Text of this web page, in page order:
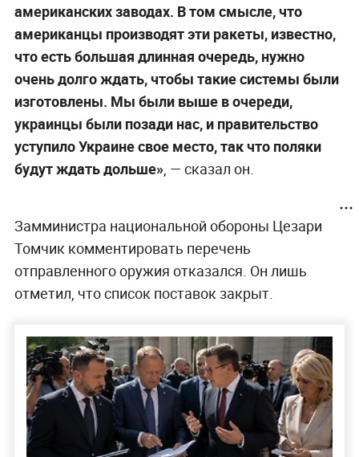
американских заводах. В том смысле, что
американцы производят эти ракеты, известно,
что есть большая длинная очередь, нужно
очень долго ждать, чтобы такие системы были
изготовлены. Мы были выше в очереди,
украинцы были позади нас, и правительство
уступило Украине свое место, так что поляки
будут ждать дольше», — сказал он.
Замминистра национальной обороны Цезари
Томчик комментировать перечень
отправленного оружия отказался. Он лишь
отметил, что список поставок закрыт.